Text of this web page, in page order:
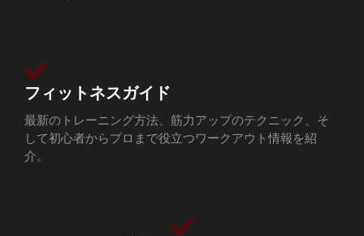
フィットネスガイド
最新のトレーニング方法、筋力アップのテクニック、そ
して初心者からプロまで役立つワークアウト情報を紹
介。